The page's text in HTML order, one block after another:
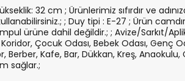
32 cm ; Ürünlerimiz sıfırdır ve
; Duy tipi : E-27 ; Ürün
ürüne dahil değildir.; ; Avize/Sarkıt/
Çocuk Odası, Bebek Odası, Genç
Kafe, Bar, Dükkan, Kreş, Anaokulu,
sağlar.;